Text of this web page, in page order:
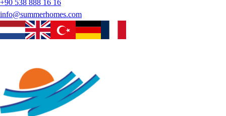
+90 538 888 16 16
info@summerhomes.com